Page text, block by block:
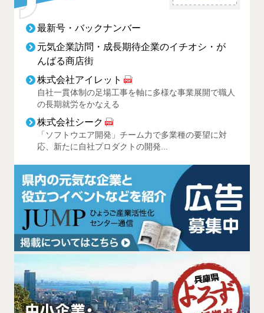
最新号・バックナンバー
元気企業訪問・成長期待企業のイチオシ・が
んばる商店街
株式会社アイレット
自社一貫体制の足場工事を軸に多様な事業展開で職人
の長期就労をかなえる
株式会社シーク
「ソフトウエア開発」チーム力で多業種の要望に対
応、新たに自社プロダクトの開発...